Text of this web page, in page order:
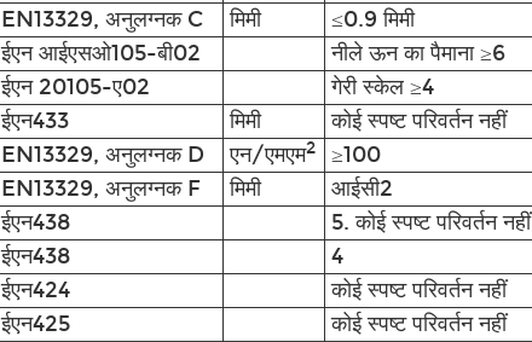
EN13329, अनुलग्नक C मिमी
≤0.9 मिमी
ईएन आईएसओ105-बी02
नीले ऊन का पैमाना ≥6
ईएन 20105-ए02
गेरी स्केल ≥4
ईएन433 मिमी
कोई स्पष्ट परिवर्तन नहीं
EN13329, अनुलग्नक D एन/एमएम2
≥100
EN13329, अनुलग्नक F मिमी
आईसी2
ईएन438
5. कोई स्पष्ट परिवर्तन नहीं
ईएन438
4
ईएन424
कोई स्पष्ट परिवर्तन नहीं
ईएन425
कोई स्पष्ट परिवर्तन नहीं